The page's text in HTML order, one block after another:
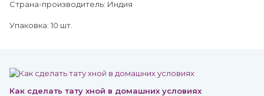
Страна-производитель: Индия
Упаковка: 10 шт.
Как сделать тату хной в домашних условиях